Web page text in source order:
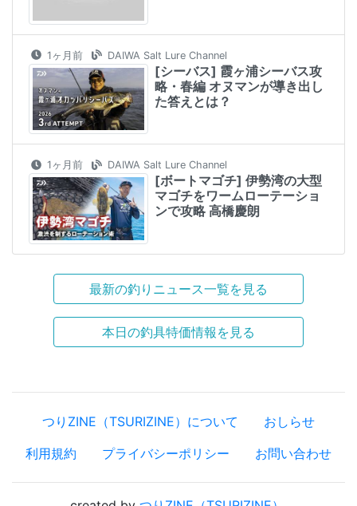
1ヶ月前 DAIWA Salt Lure Channel
[シーバス] 霞ヶ浦シーバス攻
略・春編 オヌマンが導き出し
た答えとは？
1ヶ月前 DAIWA Salt Lure Channel
[ボートマゴチ] 伊勢湾の大型
マゴチをワームローテーショ
ンで攻略 高橋慶朗
最新の釣りニュース一覧を見る
本日の釣具特価情報を見る
つりZINE（TSURIZINE）について
おしらせ
利用規約
プライバシーポリシー お問い合わせ